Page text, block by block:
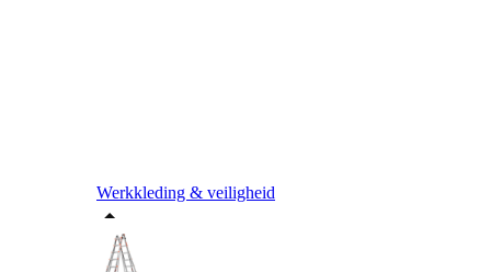
Werkkleding & veiligheid